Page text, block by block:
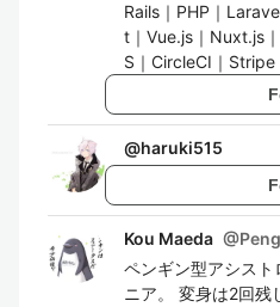
Rails｜PHP｜
t｜Vue.js｜Nuxt.js
S｜CircleCI｜Stripe
@haruki515
Kou Maeda @
ペンギン型アシス
ニア。 変身は2回残